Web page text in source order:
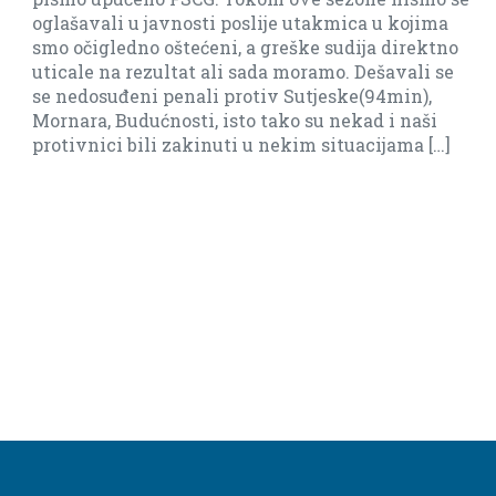
u javnosti poslije utakmica u kojima
očigledno oštećeni, a greške sudija direktno
na rezultat ali sada moramo. Dešavali se
penali protiv Sutjeske(94min),
Budućnosti, isto tako su nekad i naši
bili zakinuti u nekim situacijama […]